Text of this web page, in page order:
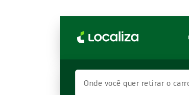
Onde você quer retirar o